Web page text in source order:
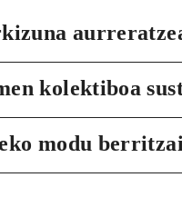
kolektiboa
modu